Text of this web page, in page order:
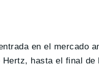
en el mercado
hasta el final